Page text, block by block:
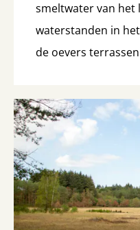
smeltwater van het
waterstanden in
de oevers